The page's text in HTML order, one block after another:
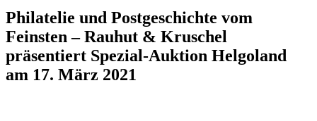
Philatelie und Postgeschichte vom
Feinsten – Rauhut & Kruschel
präsentiert Spezial-Auktion Helgoland
am 17. März 2021